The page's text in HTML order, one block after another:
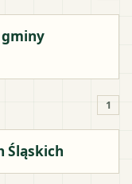
gminy
1
Śląskich